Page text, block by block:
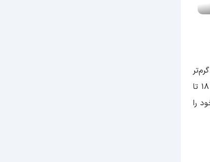
شود؛ اما از آنجایی که این ماه هنوز ابتدای فصل است، خبری از گرمای چله تابستان نیست. در این ماه دمای هوای آنتالیا بین 18 تا
را